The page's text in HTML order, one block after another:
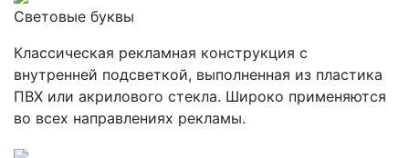
Световые буквы
Классическая рекламная конструкция с
внутренней подсветкой, выполненная из пластика
ПВХ или акрилового стекла. Широко применяются
во всех направлениях рекламы.